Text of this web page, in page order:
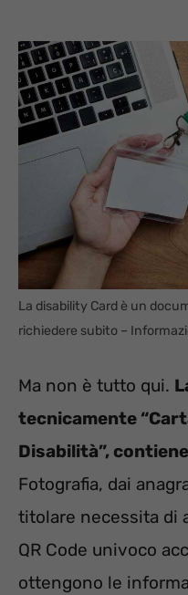
La disability Card è un
richiedere subito –
Ma non è tutto qui.
tecnicamente
Disabilità”,
Fotografia, dai
titolare necessita di
QR Code univoco
ottengono le